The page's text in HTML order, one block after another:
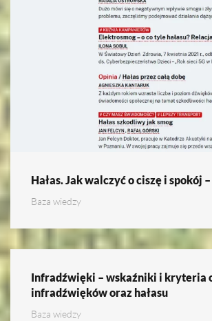
Hałas. Jak walczyć o ciszę i spokój
Baza wiedzy
Infradźwięki – wskaźniki i kryteria
infradźwięków oraz hałasu
Baza wiedzy